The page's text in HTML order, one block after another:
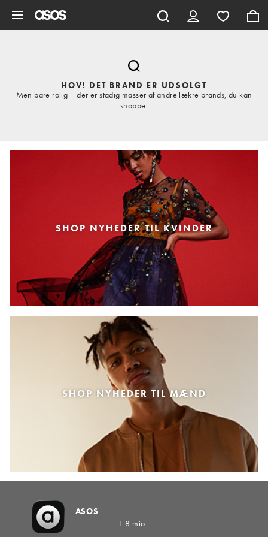
HOV! DET BRAND ER UDSOLGT
Men bare rolig – der er stadig masser af andre lækre brands, du kan
shoppe.
SHOP NYHEDER TIL KVINDER
SHOP NYHEDER TIL MÆND
ASOS
1.8 mio.